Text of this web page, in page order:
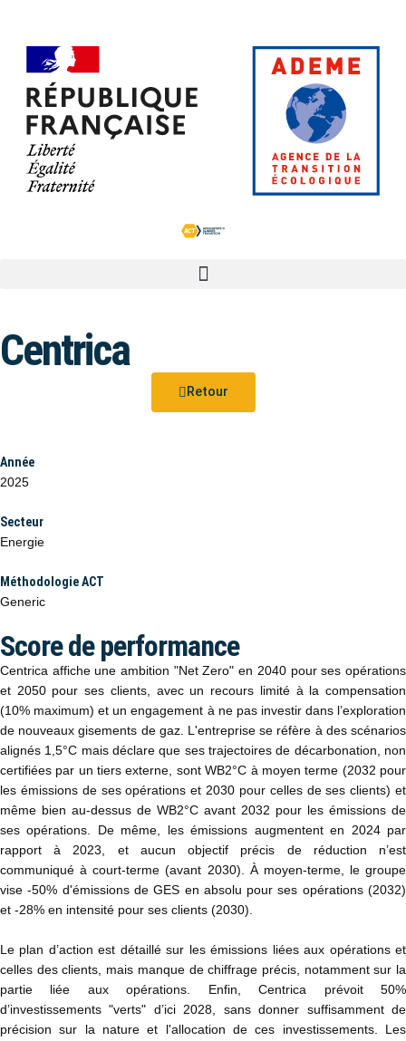
Centrica
Retour
Année
2025
Secteur
Energie
Méthodologie ACT
Generic
Score de performance
Centrica affiche une ambition "Net Zero" en 2040 pour ses opérations
et 2050 pour ses clients, avec un recours limité à la compensation
(10% maximum) et un engagement à ne pas investir dans l’exploration
de nouveaux gisements de gaz. L'entreprise se réfère à des scénarios
alignés 1,5°C mais déclare que ses trajectoires de décarbonation, non
certifiées par un tiers externe, sont WB2°C à moyen terme (2032 pour
les émissions de ses opérations et 2030 pour celles de ses clients) et
même bien au-dessus de WB2°C avant 2032 pour les émissions de
ses opérations. De même, les émissions augmentent en 2024 par
rapport à 2023, et aucun objectif précis de réduction n’est
communiqué à court-terme (avant 2030). À moyen-terme, le groupe
vise -50% d'émissions de GES en absolu pour ses opérations (2032)
et -28% en intensité pour ses clients (2030).
Le plan d’action est détaillé sur les émissions liées aux opérations et
celles des clients, mais manque de chiffrage précis, notamment sur la
partie liée aux opérations. Enfin, Centrica prévoit 50%
d’investissements "verts" d’ici 2028, sans donner suffisamment de
précision sur la nature et l'allocation de ces investissements. Les